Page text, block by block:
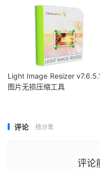
Light Image Resizer
图片无损压缩工具
评论 抢沙发
评论